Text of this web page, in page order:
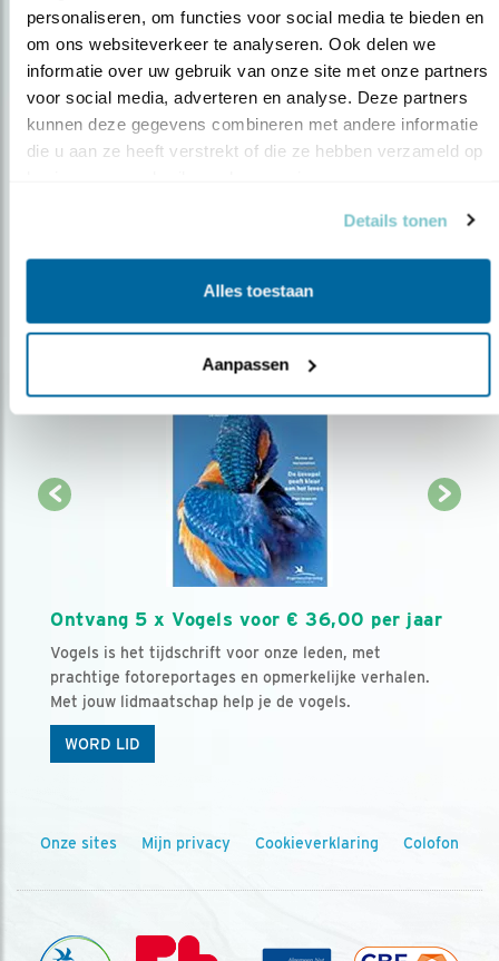
personaliseren, om functies voor social media te bieden en
om ons websiteverkeer te analyseren. Ook delen we
informatie over uw gebruik van onze site met onze partners
voor social media, adverteren en analyse. Deze partners
kunnen deze gegevens combineren met andere informatie
die u aan ze heeft verstrekt of die ze hebben verzameld op
Details tonen
Alles toestaan
Aanpassen
Op de hoogte blijven?
Meld je aan en ontvang nieuws, inspiratie, acties en tips
over vogels en activiteiten van Vogelbescherming.
Ontvang 5 x Vogels voor € 36,00 per jaar
Vogels is het tijdschrift voor onze leden, met
prachtige fotoreportages en opmerkelijke verhalen.
Met jouw lidmaatschap help je de vogels.
WORD LID
Onze sites Mijn privacy Cookieverklaring Colofon